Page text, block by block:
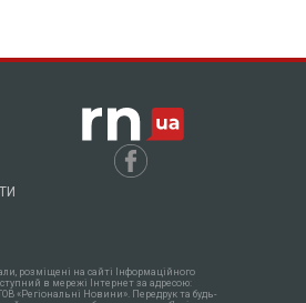
розміщені на сайті Інформаційного
в мережі Інтернет за адресою:
«Регіональні Новини». Передрук та будь-